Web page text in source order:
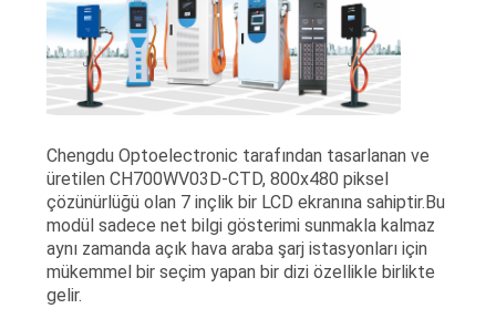
Chengdu Optoelectronic tarafından tasarlanan ve
üretilen CH700WV03D-CTD, 800x480 piksel
çözünürlüğü olan 7 inçlik bir LCD ekranına sahiptir.Bu
modül sadece net bilgi gösterimi sunmakla kalmaz
aynı zamanda açık hava araba şarj istasyonları için
mükemmel bir seçim yapan bir dizi özellikle birlikte
gelir.